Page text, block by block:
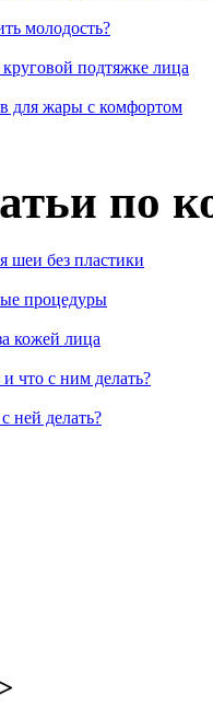
молодость?
подтяжке лица
для жары с комфортом
по
шеи без пластики
процедуры
кожей лица
что с ним делать?
ней делать?